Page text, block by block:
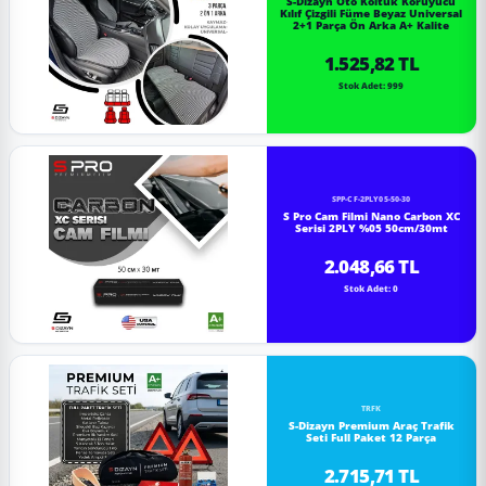
Kılıf Çizgili Füme Beyaz Universal
2+1 Parça Ön Arka A+ Kalite
1.525,82 TL
Stok Adet: 999
SPP-CF-2PLY05-50-30
S Pro Cam Filmi Nano Carbon XC
Serisi 2PLY %05 50cm/30mt
2.048,66 TL
Stok Adet: 0
TRFK
S-Dizayn Premium Araç Trafik
Seti Full Paket 12 Parça
2.715,71 TL